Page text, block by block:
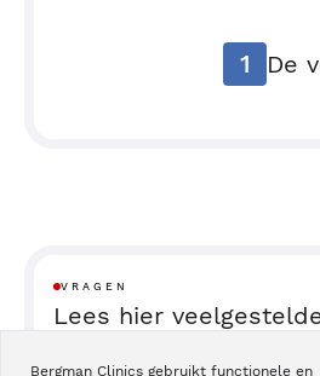
Bergman Clinics gebruikt functionele en
1 De
VRAGEN
Lees hier